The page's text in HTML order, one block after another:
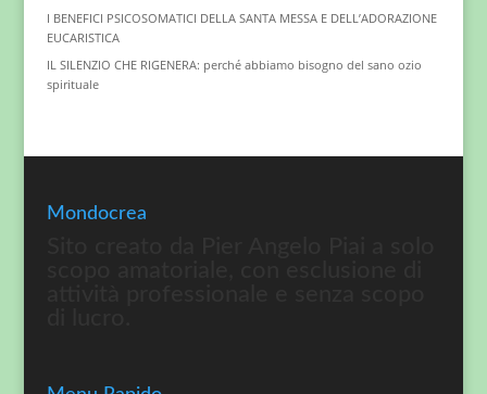
I BENEFICI PSICOSOMATICI DELLA SANTA MESSA E DELL’ADORAZIONE
EUCARISTICA
IL SILENZIO CHE RIGENERA: perché abbiamo bisogno del sano ozio
spirituale
Mondocrea